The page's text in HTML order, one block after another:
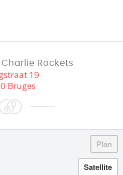
Rockets
19
Bruges